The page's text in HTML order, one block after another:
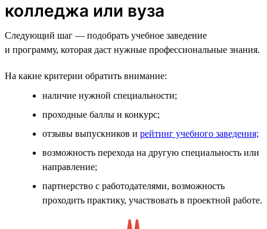
колледжа или вуза
Следующий шаг — подобрать учебное заведение
и программу, которая даст нужные профессиональные знания.
На какие критерии обратить внимание:
наличие нужной специальности;
проходные баллы и конкурс;
отзывы выпускников и рейтинг учебного заведения;
возможность перехода на другую специальность или
направление;
партнерство с работодателями, возможность
проходить практику, участвовать в проектной работе.